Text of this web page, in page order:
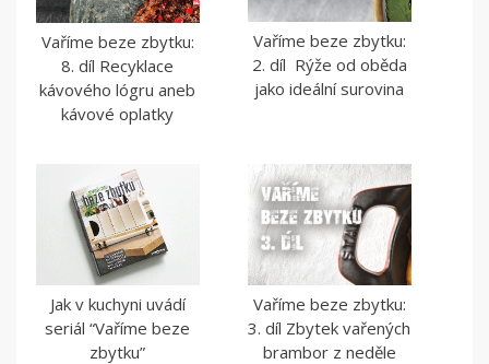
Vaříme beze zbytku:
8. díl Recyklace
kávového lógru aneb
kávové oplatky
Vaříme beze zbytku:
2. díl Rýže od oběda
jako ideální surovina
Jak v kuchyni uvádí
seriál “Vaříme beze
zbytku”
Vaříme beze zbytku:
3. díl Zbytek vařených
brambor z neděle